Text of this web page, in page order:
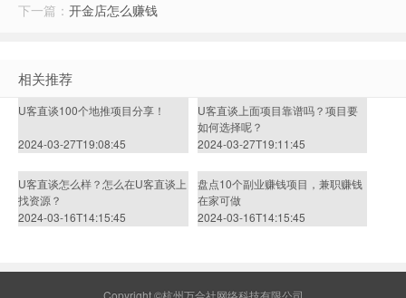
下一篇： 开金店怎么赚钱
相关推荐
U客直谈100个地推项目分享！
2024-03-27T19:08:45
U客直谈上面项目靠谱吗？项目要
如何选择呢？
2024-03-27T19:11:45
U客直谈怎么样？怎么在U客直谈上
找资源？
2024-03-16T14:15:45
盘点10个副业赚钱项目，兼职赚钱
在家可做
2024-03-16T14:15:45